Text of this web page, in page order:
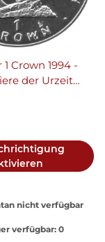
Crown 1994 -
der Urzeit
nicht verfügbar
verfügbar:0